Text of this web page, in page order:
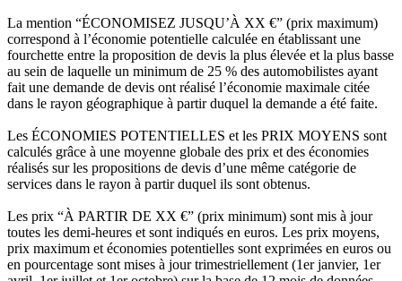
La mention “ÉCONOMISEZ JUSQU’À XX €” (prix maximum)
correspond à l’économie potentielle calculée en établissant une
fourchette entre la proposition de devis la plus élevée et la plus basse
au sein de laquelle un minimum de 25 % des automobilistes ayant
fait une demande de devis ont réalisé l’économie maximale citée
dans le rayon géographique à partir duquel la demande a été faite.
Les ÉCONOMIES POTENTIELLES et les PRIX MOYENS sont
calculés grâce à une moyenne globale des prix et des économies
réalisés sur les propositions de devis d’une même catégorie de
services dans le rayon à partir duquel ils sont obtenus.
Les prix “À PARTIR DE XX €” (prix minimum) sont mis à jour
toutes les demi-heures et sont indiqués en euros. Les prix moyens,
prix maximum et économies potentielles sont exprimées en euros ou
en pourcentage sont mises à jour trimestriellement (1er janvier, 1er